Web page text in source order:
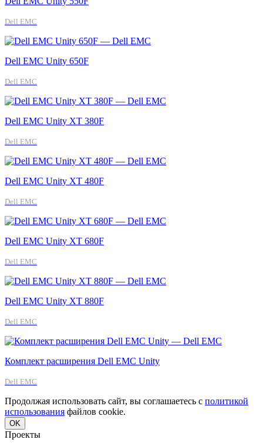
Dell EMC
Dell EMC Unity 650F
Dell EMC
Dell EMC Unity XT 380F
Dell EMC
Dell EMC Unity XT 480F
Dell EMC
Dell EMC Unity XT 680F
Dell EMC
Dell EMC Unity XT 880F
Dell EMC
Комплект расширения Dell EMC Unity
Dell EMC
Продолжая использовать сайт, вы соглашаетесь с политикой
использования файлов cookie.
OK
Проекты